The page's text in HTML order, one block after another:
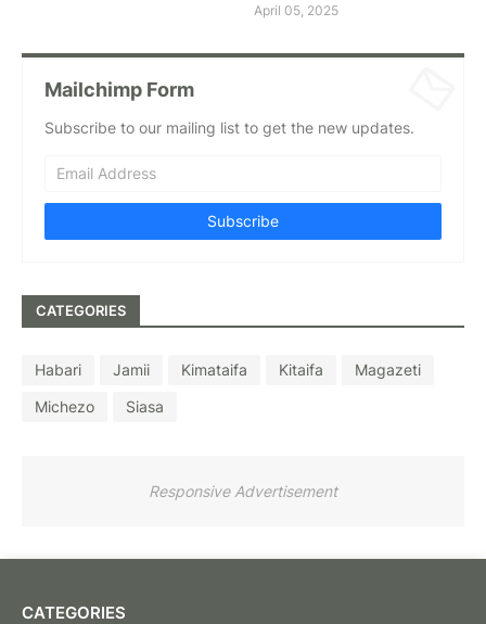
April 05, 2025
Mailchimp Form
Subscribe to our mailing list to get the new updates.
CATEGORIES
Habari Jamii Kimataifa Kitaifa
Magazeti
Michezo
Siasa
Responsive Advertisement
CATEGORIES